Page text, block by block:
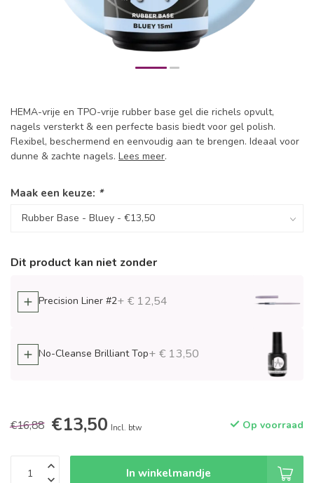
HEMA-vrije en TPO-vrije rubber base gel die richels opvult,
nagels versterkt & een perfecte basis biedt voor gel polish.
Flexibel, beschermend en eenvoudig aan te brengen. Ideaal voor
dunne & zachte nagels. Lees meer.
Maak een keuze: *
Dit product kan niet zonder
Precision Liner #2+ € 12,54
No-Cleanse Brilliant Top+ € 13,50
€16,88 €13,50 Incl. btw Op voorraad
In winkelmandje